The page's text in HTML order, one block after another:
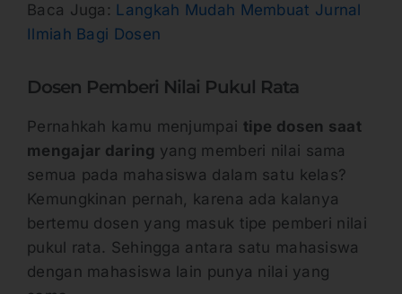
Baca Juga: Langkah Mudah Membuat Jurnal
Ilmiah Bagi Dosen
Dosen Pemberi Nilai Pukul Rata
Pernahkah kamu menjumpai tipe dosen saat
mengajar daring yang memberi nilai sama
semua pada mahasiswa dalam satu kelas?
Kemungkinan pernah, karena ada kalanya
bertemu dosen yang masuk tipe pemberi nilai
pukul rata. Sehingga antara satu mahasiswa
dengan mahasiswa lain punya nilai yang